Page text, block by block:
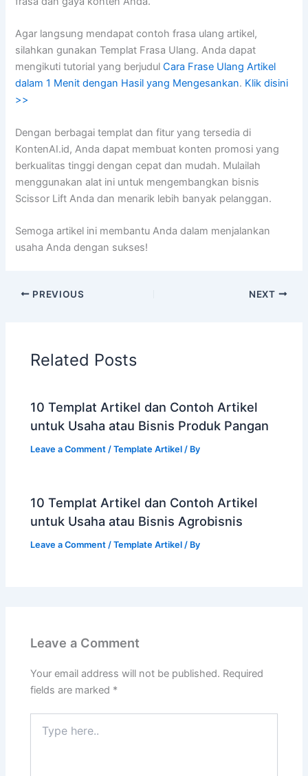
Agar langsung mendapat contoh frasa ulang artikel,
silahkan gunakan Templat Frasa Ulang. Anda dapat
mengikuti tutorial yang berjudulCara Frase Ulang Artikel
dalam 1 Menit dengan Hasil yang Mengesankan. Klik disini
>>
Dengan berbagai templat dan fitur yang tersedia di
KontenAI.id, Anda dapat membuat konten promosi yang
berkualitas tinggi dengan cepat dan mudah. Mulailah
menggunakan alat ini untuk mengembangkan bisnis
Scissor Lift Anda dan menarik lebih banyak pelanggan.
Semoga artikel ini membantu Anda dalam menjalankan
usaha Anda dengan sukses!
PREVIOUS NEXT
Related Posts
10 Templat Artikel dan Contoh Artikel
untuk Usaha atau Bisnis Produk Pangan
Leave a Comment /Template Artikel / By
10 Templat Artikel dan Contoh Artikel
untuk Usaha atau Bisnis Agrobisnis
Leave a Comment /Template Artikel / By
Leave a Comment
Your email address will not be published. Required
fields are marked *
here..